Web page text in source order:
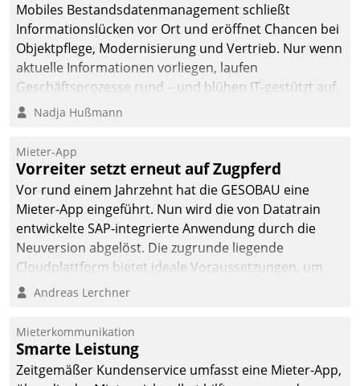
Mobiles Bestandsdatenmanagement schließt
Informationslücken vor Ort und eröffnet Chancen bei
Objektpflege, Modernisierung und Vertrieb. Nur wenn
aktuelle Informationen vorliegen, laufen
Geschäftsprozesse rund – und blühen IT-gestützt auf.
Nadja Hußmann
Mieter-App
Vorreiter setzt erneut auf Zugpferd
Vor rund einem Jahrzehnt hat die GESOBAU eine
Mieter-App eingeführt. Nun wird die von Datatrain
entwickelte SAP-integrierte Anwendung durch die
Neuversion abgelöst. Die zugrunde liegende
Cloudplattform bietet ideale Voraussetzungen, um
die Funktionalität der App zu erweitern und weitere
integrieren.
Andreas Lerchner
Mieterkommunikation
Smarte Leistung
Zeitgemäßer Kundenservice umfasst eine Mieter-App,